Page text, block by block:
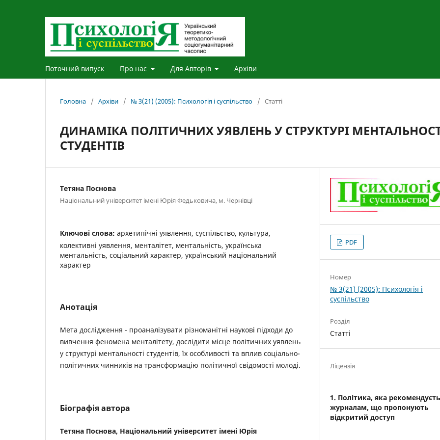
Поточний випуск Про нас Для Авторів Архіви
Головна / Архіви / № 3(21) (2005): Психологія і суспільство / Статті
ДИНАМІКА ПОЛІТИЧНИХ УЯВЛЕНЬ У СТРУКТУРІ
СТУДЕНТІВ
Тетяна Поснова
Національний університет імені Юрія Федьковича, м. Чернівці
Ключові слова: архетипічні уявлення, суспільство, культура,
колективні уявлення, менталітет, ментальність, українська
ментальність, соціальний характер, український національний
характер
Анотація
Мета дослідження - проаналізувати різноманітні наукові підходи до
вивчення феномена менталітету, дослідити місце політичних уявлень
у структурі ментальності студентів, їх особливості та вплив соціально-
політичних чинників на трансформацію політичної свідомості молоді.
Біографія автора
Тетяна Поснова, Національний університет імені Юрія
PDF
Номер
№ 3(21) (2005): Психологія і
суспільство
Розділ
Статті
Ліцензія
1. Політика, яка
журналам, що пропонують
відкритий доступ